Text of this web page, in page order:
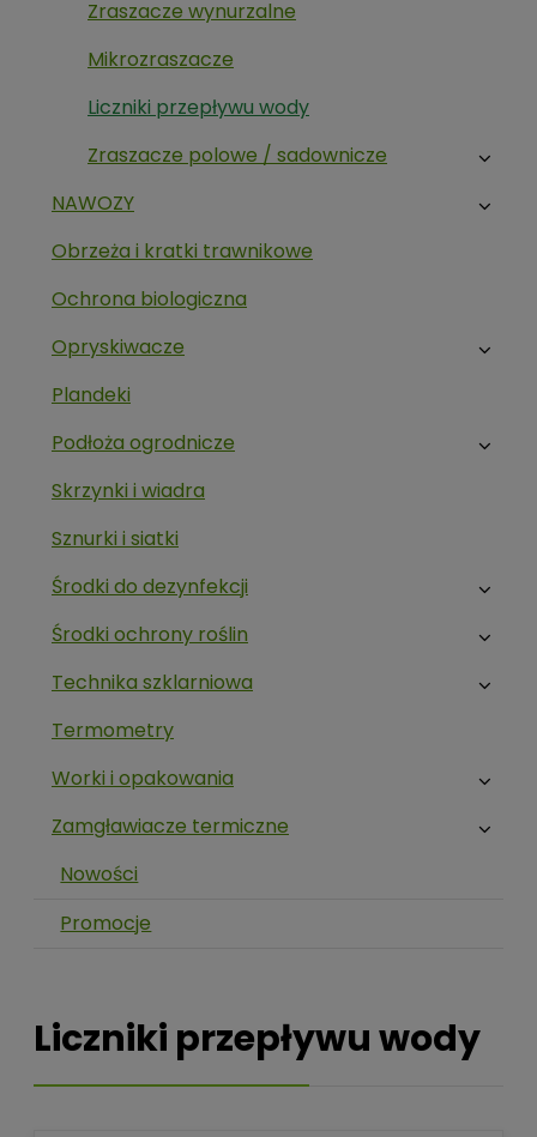
Zraszacze wynurzalne
Mikrozraszacze
Liczniki przepływu wody
Zraszacze polowe / sadownicze
NAWOZY
Obrzeża i kratki trawnikowe
Ochrona biologiczna
Opryskiwacze
Plandeki
Podłoża ogrodnicze
Skrzynki i wiadra
Sznurki i siatki
Środki do dezynfekcji
Środki ochrony roślin
Technika szklarniowa
Termometry
Worki i opakowania
Zamgławiacze termiczne
Nowości
Promocje
Liczniki przepływu wody